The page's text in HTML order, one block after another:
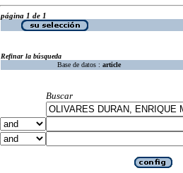
página 1 de 1
Refinar la búsqueda
Base de datos : article
Buscar